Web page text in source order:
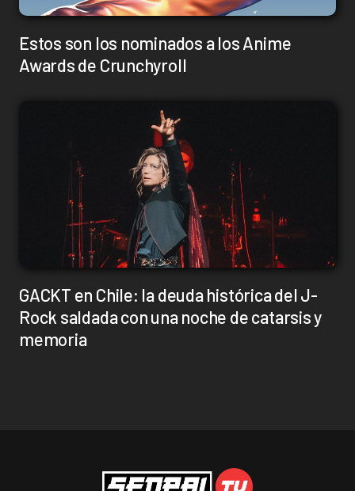
Estos son los nominados a los Anime
Awards de Crunchyroll
GACKT en Chile: la deuda histórica del J-
Rock saldada con una noche de catarsis y
memoria